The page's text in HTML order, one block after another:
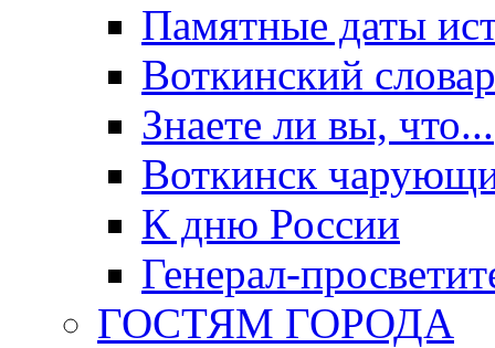
Памятные даты
Воткинский
Знаете ли вы, что...
Воткинск
К дню России
Генерал-
ГОСТЯМ ГОРОДА